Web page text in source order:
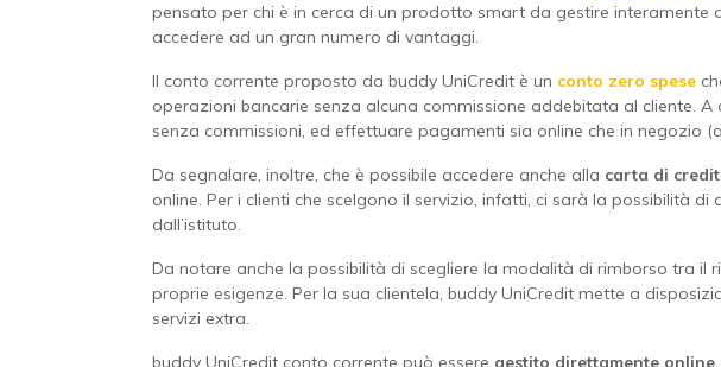
pensato per chi è in cerca di un prodotto smart da gestire interamente
accedere ad un gran numero di vantaggi.
Il conto corrente proposto da buddy UniCredit è un conto zero spese
operazioni bancarie senza alcuna commissione addebitata al cliente.
senza commissioni, ed effettuare pagamenti sia online che in negozio
Da segnalare, inoltre, che è possibile accedere anche alla carta di
online. Per i clienti che scelgono il servizio, infatti, ci sarà la possibilità
dall’istituto.
Da notare anche la possibilità di scegliere la modalità di rimborso tra
proprie esigenze. Per la sua clientela, buddy UniCredit mette a
servizi extra.